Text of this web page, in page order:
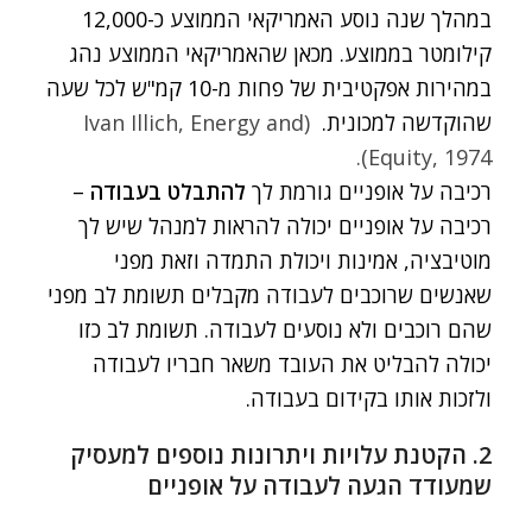
במהלך שנה נוסע האמריקאי הממוצע כ-12,000
קילומטר בממוצע. מכאן שהאמריקאי הממוצע נהג
במהירות אפקטיבית של פחות מ-10 קמ"ש לכל שעה
שהוקדשה למכונית. (Ivan Illich,
Energy and
Equity, 1974).
רכיבה על אופניים גורמת לך להתבלט בעבודה –
רכיבה על אופניים יכולה להראות למנהל שיש לך
מוטיבציה, אמינות ויכולת התמדה וזאת מפני
שאנשים שרוכבים לעבודה מקבלים תשומת לב מפני
שהם רוכבים ולא נוסעים לעבודה. תשומת לב כזו
יכולה להבליט את העובד משאר חבריו לעבודה
ולזכות אותו בקידום בעבודה.
2. הקטנת עלויות ויתרונות נוספים למעסיק
שמעודד הגעה לעבודה על אופניים